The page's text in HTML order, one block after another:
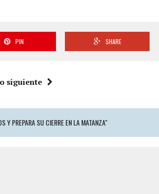
PIN SHARE
siguiente
Y PREPARA SU CIERRE EN LA MATANZA"